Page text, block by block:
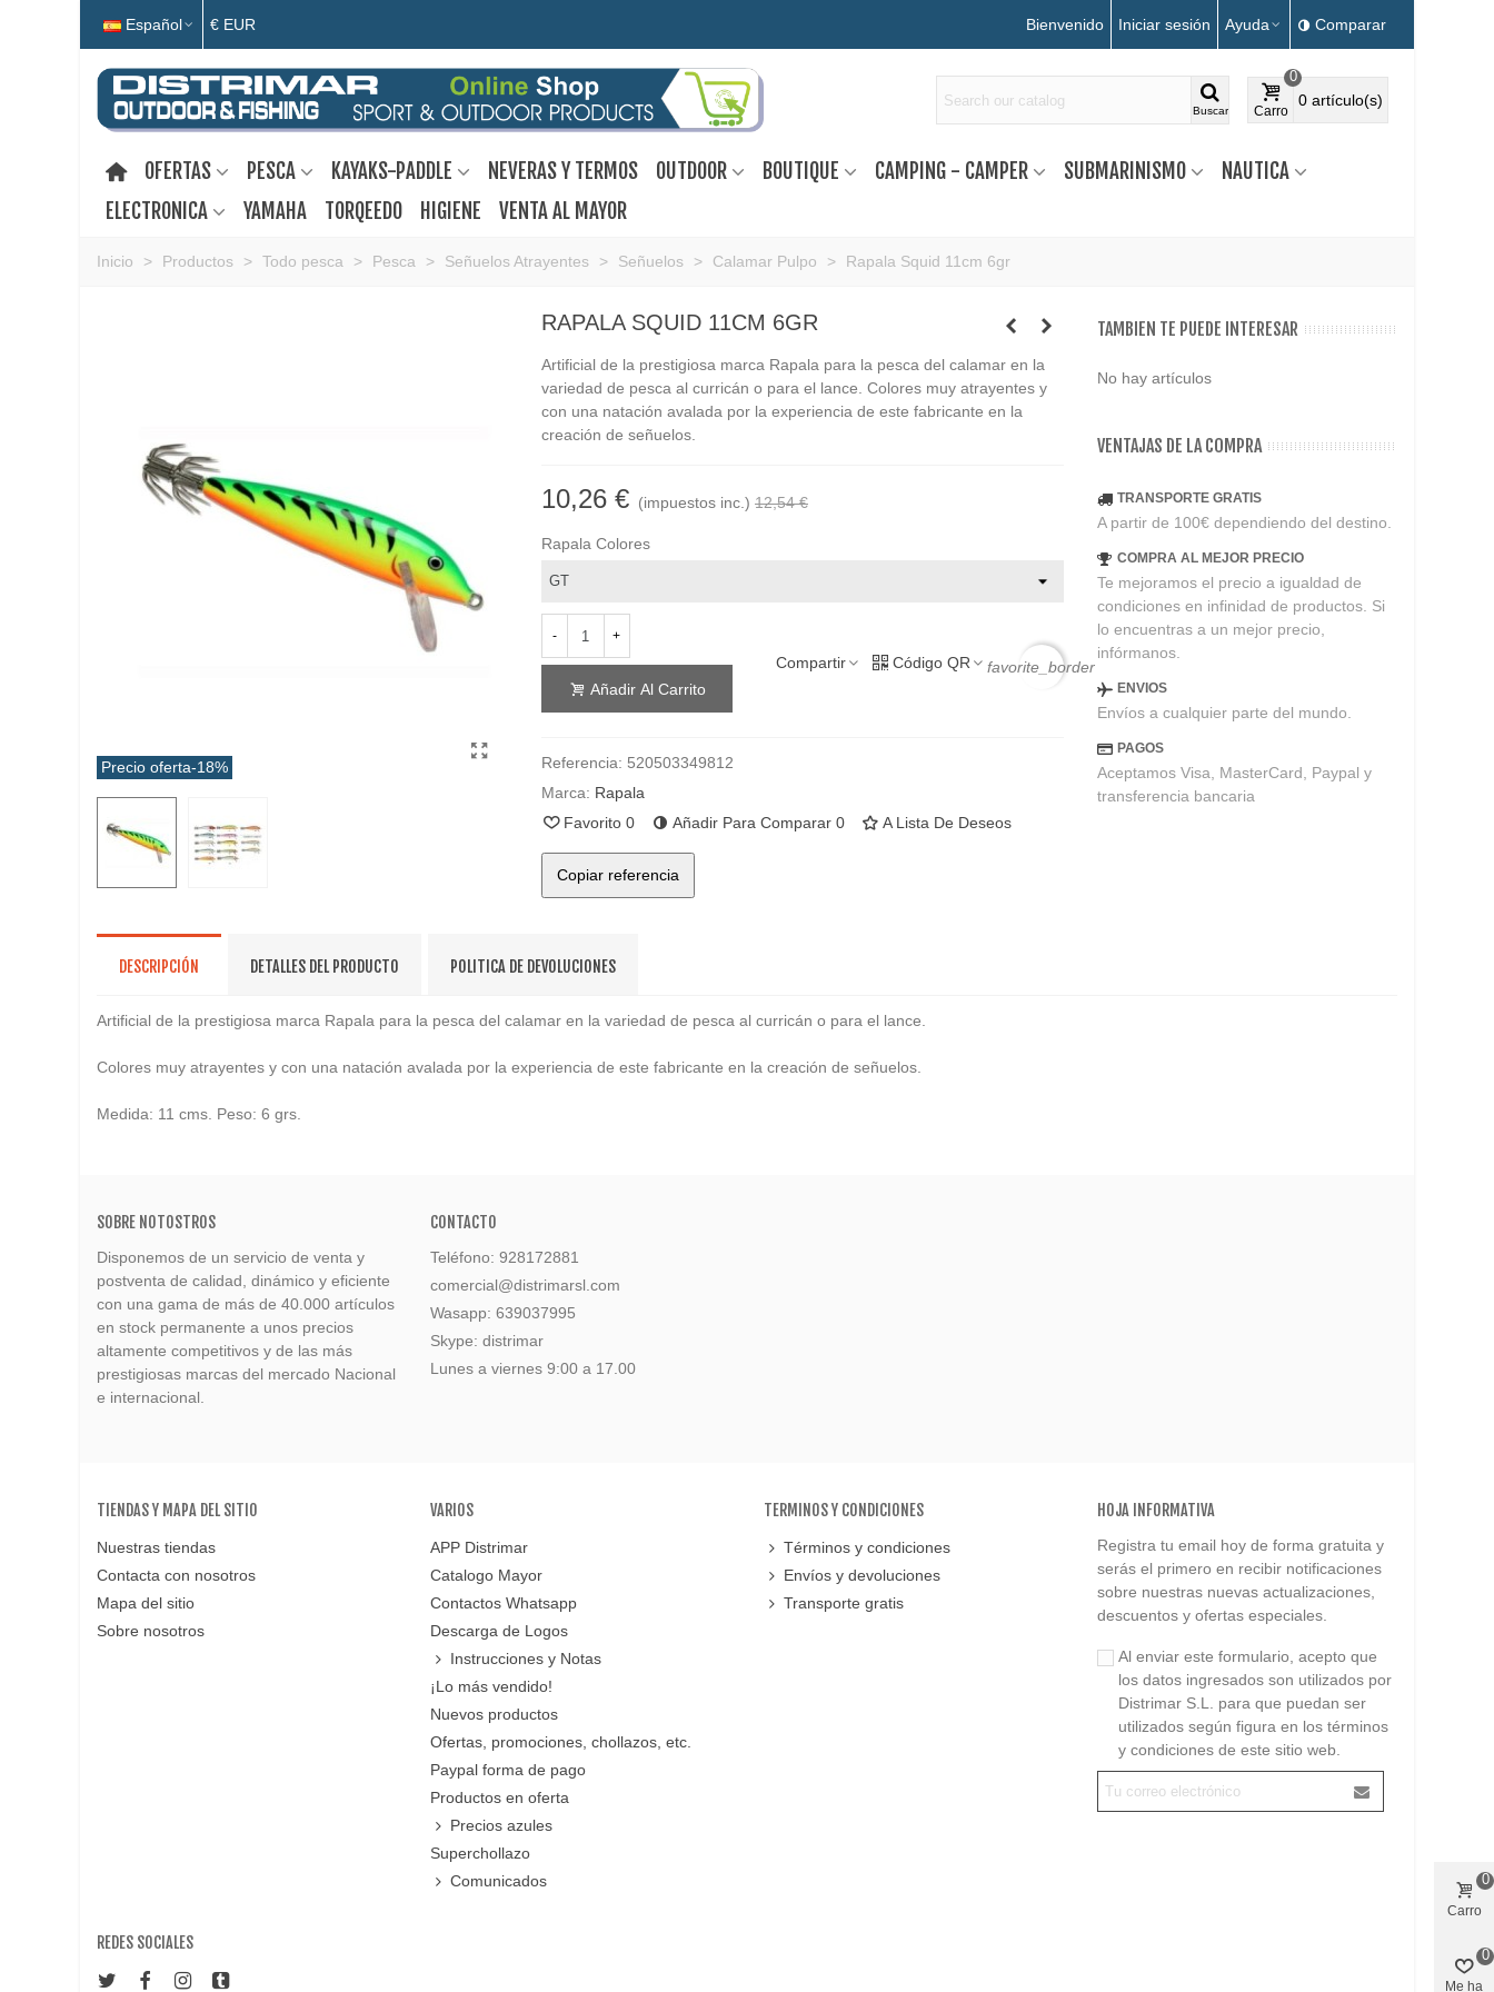
Español € EUR Bienvenido Iniciar sesión Ayuda Comparar
Buscar Carro
0
0 artículo(s)
OFERTAS PESCA KAYAKS-PADDLE NEVERAS Y TERMOS OUTDOOR BOUTIQUE CAMPING - CAMPER SUBMARINISMO
NAUTICA
ELECTRONICA
YAMAHA TORQEEDO HIGIENE VENTA AL MAYOR
Inicio > Productos > Todo pesca > Pesca > Señuelos Atrayentes > Señuelos > Calamar Pulpo > Rapala Squid 11cm 6gr
Precio oferta-18%
RAPALA SQUID 11CM 6GR
Artificial de la prestigiosa marca Rapala para la pesca del calamar en la
variedad de pesca al curricán o para el lance. Colores muy atrayentes y
con una natación avalada por la experiencia de este fabricante en la
creación de señuelos.
10,26 € (impuestos inc.) 12,54 €
Rapala Colores
- +
Añadir Al Carrito
Compartir Código QR favorite_border
Referencia: 520503349812
Marca: Rapala
Favorito 0 Añadir Para Comparar 0 A Lista De Deseos
Copiar referencia
TAMBIEN TE PUEDE INTERESAR
No hay artículos
VENTAJAS DE LA COMPRA
TRANSPORTE GRATIS
A partir de 100€ dependiendo del destino.
COMPRA AL MEJOR PRECIO
Te mejoramos el precio a igualdad de
condiciones en infinidad de productos. Si
lo encuentras a un mejor precio,
infórmanos.
ENVIOS
Envíos a cualquier parte del mundo.
PAGOS
Aceptamos Visa, MasterCard, Paypal y
transferencia bancaria
DESCRIPCIÓN DETALLES DEL PRODUCTO POLITICA DE DEVOLUCIONES
Artificial de la prestigiosa marca Rapala para la pesca del calamar en la variedad de pesca al curricán o para el lance.
Colores muy atrayentes y con una natación avalada por la experiencia de este fabricante en la creación de señuelos.
Medida: 11 cms. Peso: 6 grs.
SOBRE NOTOSTROS
Disponemos de un servicio de venta y
postventa de calidad, dinámico y eficiente
con una gama de más de 40.000 artículos
en stock permanente a unos precios
altamente competitivos y de las más
prestigiosas marcas del mercado Nacional
e internacional.
CONTACTO
Teléfono: 928172881
comercial@distrimarsl.com
Wasapp: 639037995
Skype: distrimar
Lunes a viernes 9:00 a 17.00
TIENDAS Y MAPA DEL SITIO
Nuestras tiendas
Contacta con nosotros
Mapa del sitio
Sobre nosotros
VARIOS
APP Distrimar
Catalogo Mayor
Contactos Whatsapp
Descarga de Logos
Instrucciones y Notas
¡Lo más vendido!
Nuevos productos
Ofertas, promociones, chollazos, etc.
Paypal forma de pago
Productos en oferta
Precios azules
Superchollazo
Comunicados
TERMINOS Y CONDICIONES
Términos y condiciones
Envíos y devoluciones
Transporte gratis
HOJA INFORMATIVA
Registra tu email hoy de forma gratuita y
serás el primero en recibir notificaciones
sobre nuestras nuevas actualizaciones,
descuentos y ofertas especiales.
Al enviar este formulario, acepto que
los datos ingresados son utilizados por
Distrimar S.L. para que puedan ser
utilizados según figura en los términos
y condiciones de este sitio web.
REDES SOCIALES
Carro
0
Me ha
0